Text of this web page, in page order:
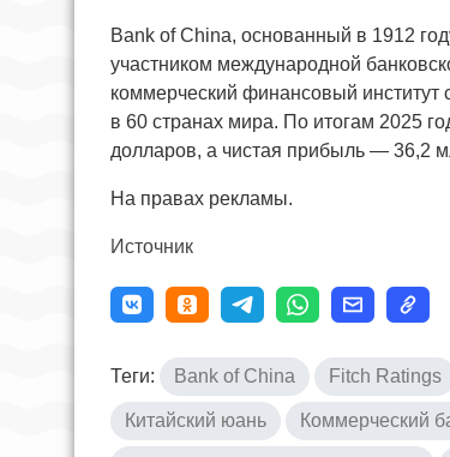
Bank of China, основанный в 1912
участником международной
коммерческий финансовый
в 60 странах мира. По итогам 2025
долларов, а чистая прибыль — 36,2
На правах рекламы.
Источник
Теги: Bank of China Fitch Ratings
Китайский юань Коммерческий